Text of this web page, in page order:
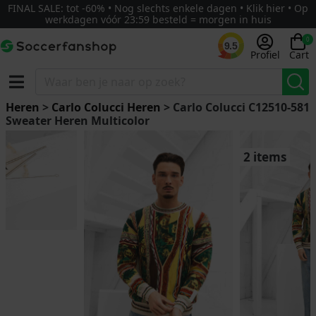
FINAL SALE: tot -60% • Nog slechts enkele dagen • Klik hier • Op
werkdagen vóór 23:59 besteld = morgen in huis
9.5
Profiel
0
Cart
Heren > Carlo Colucci Heren > Carlo Colucci C12510-581
Sweater Heren Multicolor
2 items